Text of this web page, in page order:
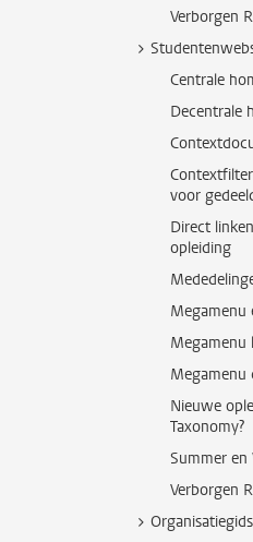
Verborgen
Centrale
Decentrale
voor
Direct
opleiding
Megamenu
Megamenu
Megamenu
Nieuwe
Taxonomy?
Summer
Verborgen
Organisatiegids